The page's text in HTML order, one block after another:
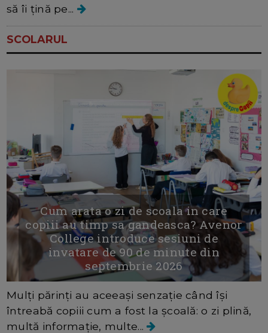
să îi țină pe...
SCOLARUL
Cum arata o zi de scoala in care
copiii au timp sa gandeasca? Avenor
College introduce sesiuni de
invatare de 90 de minute din
septembrie 2026
Mulți părinți au aceeași senzație când își
întreabă copiii cum a fost la școală: o zi plină,
multă informație, multe...